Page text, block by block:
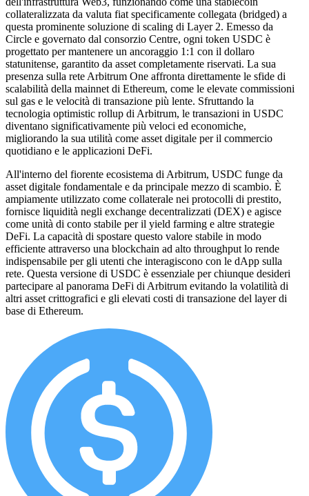
collateralizzata da valuta fiat specificamente collegata (bridged) a
questa prominente soluzione di scaling di Layer 2. Emesso da
Circle e governato dal consorzio Centre, ogni token USDC è
progettato per mantenere un ancoraggio 1:1 con il dollaro
statunitense, garantito da asset completamente riservati. La sua
presenza sulla rete Arbitrum One affronta direttamente le sfide di
scalabilità della mainnet di Ethereum, come le elevate commissioni
sul gas e le velocità di transazione più lente. Sfruttando la
tecnologia optimistic rollup di Arbitrum, le transazioni in USDC
diventano significativamente più veloci ed economiche,
migliorando la sua utilità come asset digitale per il commercio
quotidiano e le applicazioni DeFi.
All'interno del fiorente ecosistema di Arbitrum, USDC funge da
asset digitale fondamentale e da principale mezzo di scambio. È
ampiamente utilizzato come collaterale nei protocolli di prestito,
fornisce liquidità negli exchange decentralizzati (DEX) e agisce
come unità di conto stabile per il yield farming e altre strategie
DeFi. La capacità di spostare questo valore stabile in modo
efficiente attraverso una blockchain ad alto throughput lo rende
indispensabile per gli utenti che interagiscono con le dApp sulla
rete. Questa versione di USDC è essenziale per chiunque desideri
partecipare al panorama DeFi di Arbitrum evitando la volatilità di
altri asset crittografici e gli elevati costi di transazione del layer di
base di Ethereum.